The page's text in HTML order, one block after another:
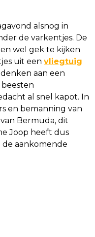
alsnog in
de varkentjes. De
wel gek te kijken
uit een vliegtuig
aan een
al snel kapot. In
en bemanning van
Bermuda, dit
Joop heeft dus
aankomende